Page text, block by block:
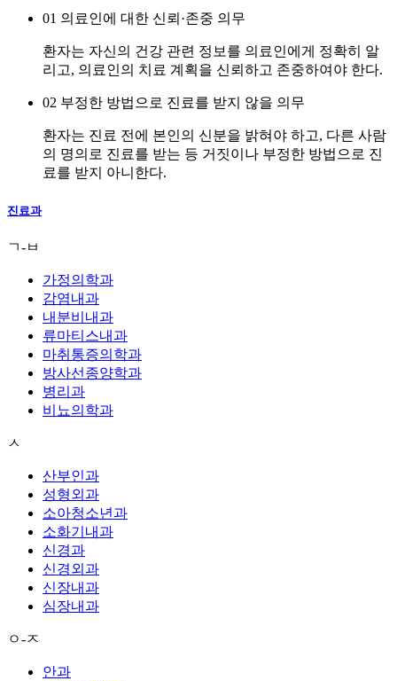
01 의료인에 대한 신뢰·존중 의무
환자는 자신의 건강 관련 정보를 의료인에게 정확히 알
리고, 의료인의 치료 계획을 신뢰하고 존중하여야 한다.
02 부정한 방법으로 진료를 받지 않을 의무
환자는 진료 전에 본인의 신분을 밝혀야 하고, 다른 사람
의 명의로 진료를 받는 등 거짓이나 부정한 방법으로 진
료를 받지 아니한다.
진료과
ㄱ-ㅂ
가정의학과
감염내과
내분비내과
류마티스내과
마취통증의학과
방사선종양학과
병리과
비뇨의학과
ㅅ
산부인과
성형외과
소아청소년과
소화기내과
신경과
신경외과
신장내과
심장내과
ㅇ-ㅈ
안과